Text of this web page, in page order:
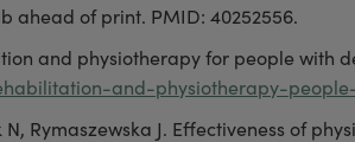
ahead of print. PMID: 40252556.
and physiotherapy for people with
and-physiotherapy-
N, Rymaszewska J. Effectiveness of